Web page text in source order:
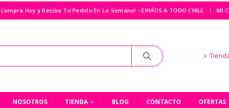
Compra Hoy y Recibe Tu Pedido En La Semana! - ENVÍOS A TODO CHILE | MI
NOSOTROS TIENDA BLOG CONTACTO OFERTAS